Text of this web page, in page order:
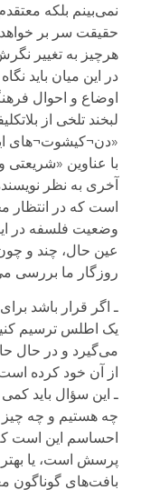
نمی‌بینم بلکه
حقیقت سر بر خواهد
هرچیز به تغییر
در این میان باید
اوضاع و احوال
لبخند تلخی از
«دن¬کیشوت¬های
با عناوین «شریعتی
آخری به نظر
است که در انتظار
وضعیت فلسفه در
عین حال، چند و
روزگار ما بررسی
ـ اگر قرار باشد
یک اطلس ترسیم
می‌گیرد و در حال
از آن خود کرده
ـ این سؤال باید
چه هستیم و چه چیز
احساسم این است
پرسش است، یا
بافت‌های گوناگون